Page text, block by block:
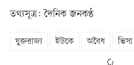
তথ্যসূত্র: দৈনিক জনকণ্ঠ
যুক্তরাজ্য ইউকে অবৈধ ভিসা